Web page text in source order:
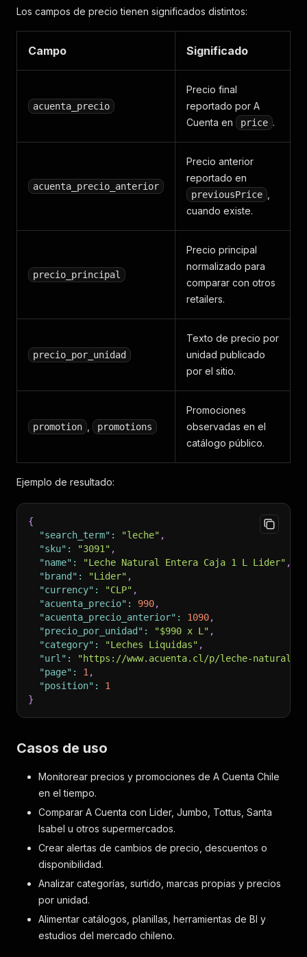
Los campos de precio tienen significados distintos:
Campo Significado
acuenta_precio
Precio final
reportado por A
Cuenta en
price .
acuenta_precio_anterior
Precio anterior
reportado en
previousPrice
cuando existe.
precio_principal
Precio principal
normalizado para
comparar con otros
retailers.
precio_por_unidad
Texto de precio por
unidad publicado
por el sitio.
promotion promotions
Promociones
observadas en el
catálogo público.
Ejemplo de resultado:
{
"search_term" : "leche" ,
"sku" : "3091" ,
"name" : "Leche Natural Entera Caja 1 L Lider" ,
"brand" : "Lider" ,
"currency" : "CLP" ,
"acuenta_precio" : 990,
"acuenta_precio_anterior" : 1090,
"precio_por_unidad" : "$990 x L" ,
"category" : "Leches Liquidas" ,
"url" :
"https://www.acuenta.cl/p/leche-natural-
"page" : 1 ,
"position" :
1
}
Casos de uso
Monitorear precios y promociones de A Cuenta Chile
en el tiempo.
Comparar A Cuenta con Lider, Jumbo, Tottus, Santa
Isabel u otros supermercados.
Crear alertas de cambios de precio, descuentos o
disponibilidad.
Analizar categorías, surtido, marcas propias y precios
por unidad.
Alimentar catálogos, planillas, herramientas de BI y
estudios del mercado chileno.